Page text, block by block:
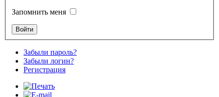
Запомнить меня
Забыли пароль?
Забыли логин?
Регистрация